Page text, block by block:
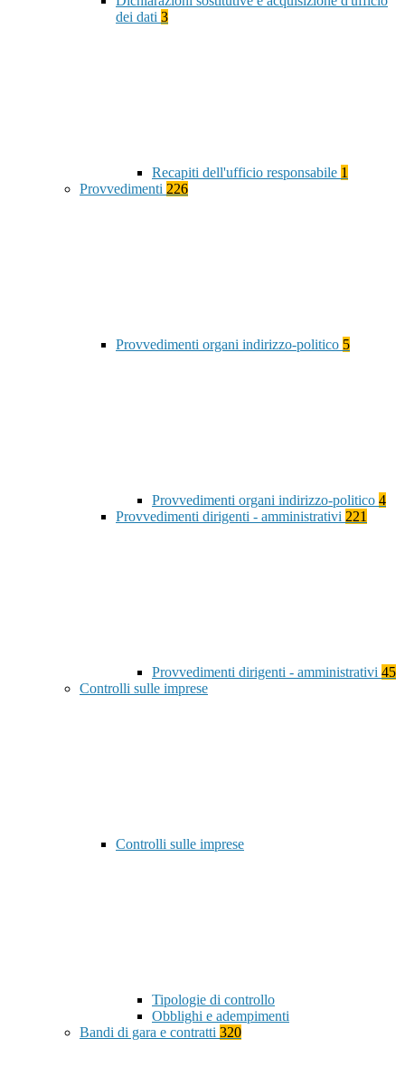
dei dati 3
Recapiti dell'ufficio responsabile 1
Provvedimenti 226
Provvedimenti organi indirizzo-politico 5
Provvedimenti organi indirizzo-politico 4
Provvedimenti dirigenti - amministrativi 221
Provvedimenti dirigenti - amministrativi 45
Controlli sulle imprese
Controlli sulle imprese
Tipologie di controllo
Obblighi e adempimenti
Bandi di gara e contratti 320